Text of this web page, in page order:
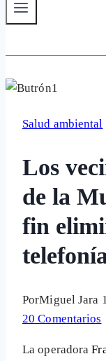
Salud ambiental
Los
de la
fin
PorMiguel Jara
20 Comentarios
La operadora